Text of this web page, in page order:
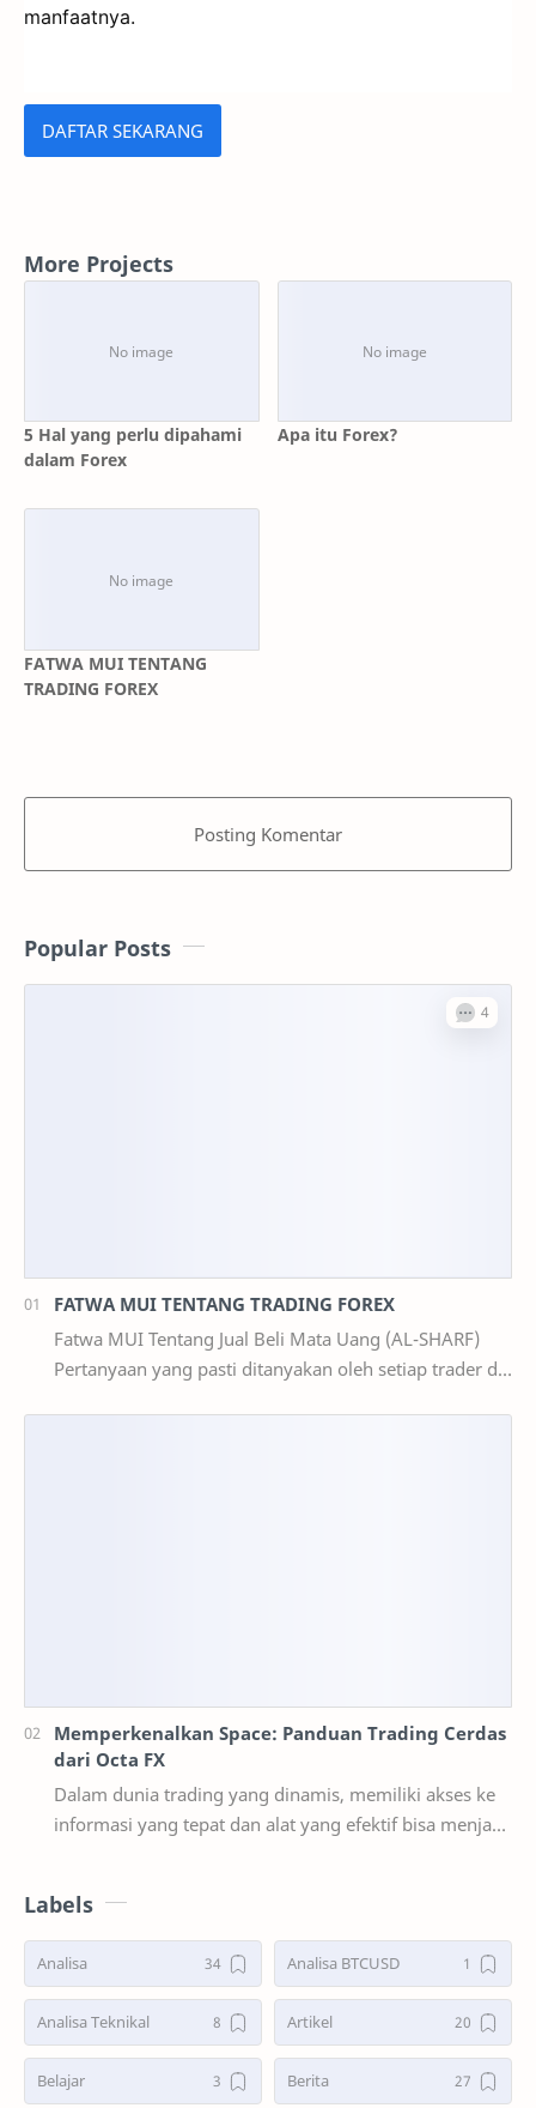
manfaatnya.
DAFTAR SEKARANG
More Projects
5 Hal yang perlu dipahami
dalam Forex
Apa itu Forex?
FATWA MUI TENTANG
TRADING FOREX
Posting Komentar
Popular Posts
FATWA MUI TENTANG TRADING FOREX
Fatwa MUI Tentang Jual Beli Mata Uang (AL-SHARF)
Pertanyaan yang pasti ditanyakan oleh setiap trader di
Memperkenalkan Space: Panduan Trading Cerdas
dari Octa FX
Dalam dunia trading yang dinamis, memiliki akses ke
informasi yang tepat dan alat yang efektif bisa menjadi
Labels
Analisa Analisa BTCUSD
Analisa Teknikal Artikel
Belajar Berita